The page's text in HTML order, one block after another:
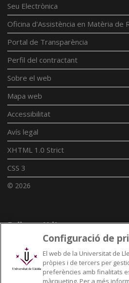
Seu Electrònica
Oficina d'Assistència en Matèria de
Portal de Transparència
Perfil del contractant
Sobre el web
Mapa web
Accessibilitat
Avís legal
XHTML 1.0 Strict
CSS 3
© 2026
Enllaços UdL
Xarxes universitàries
Configuració de
El web de la Universitat de
pròpies i de tercers per
preferències amb finalitats
màrqueting. Per a més